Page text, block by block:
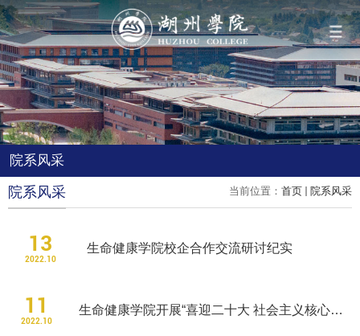
导航
学院概况
组织机构
院系风采
当前位置： 首页 院系风采
院系风采
13
2022.10
生命健康学院校企合作交流研讨纪实
11
2022.10
生命健康学院开展“喜迎二十大 社会主义核心价值观记心间”主题演讲比赛